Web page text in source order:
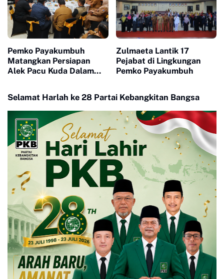
Pemko Payakumbuh
Matangkan Persiapan
Alek Pacu Kuda Dalam
Zulmaeta Lantik 17
Pejabat di Lingkungan
Pemko Payakumbuh
Selamat Harlah ke 28 Partai Kebangkitan Bangsa